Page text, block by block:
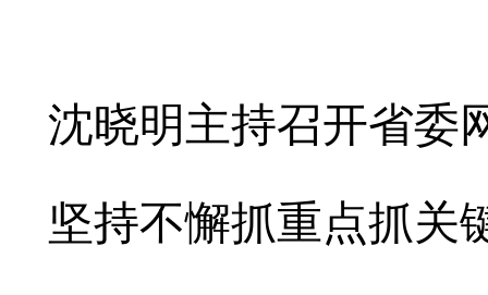
沈晓明主持召开省委
坚持不懈抓重点抓关